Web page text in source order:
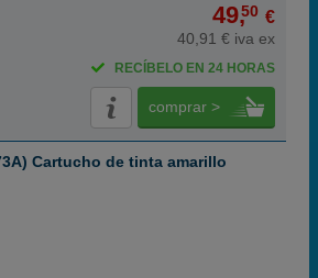
49,50 €
40,91 € iva ex
RECÍBELO EN 24 HORAS
comprar >
Cartucho de tinta amarillo